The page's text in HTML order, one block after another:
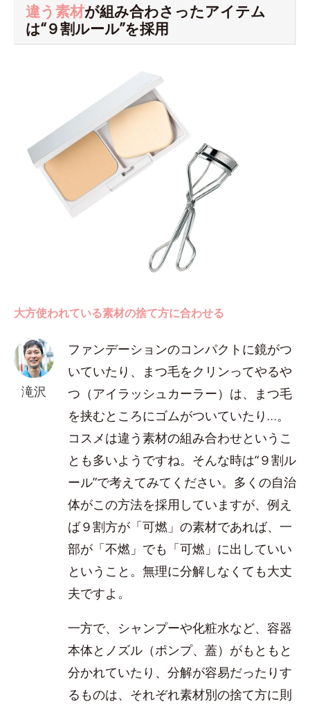
違う素材が組み合わさったアイテム
は“９割ルール”を採用
大方使われている素材の捨て方に合わせる
滝沢
ファンデーションのコンパクトに鏡がつ
いていたり、まつ毛をクリンってやるや
つ（アイラッシュカーラー）は、まつ毛
を挟むところにゴムがついていたり…。
コスメは違う素材の組み合わせというこ
とも多いようですね。そんな時は“９割ル
ール”で考えてみてください。多くの自治
体がこの方法を採用していますが、例え
ば９割方が「可燃」の素材であれば、一
部が「不燃」でも「可燃」に出していい
ということ。無理に分解しなくても大丈
夫ですよ。
一方で、シャンプーや化粧水など、容器
本体とノズル（ポンプ、蓋）がもともと
分かれていたり、分解が容易だったりす
るものは、それぞれ素材別の捨て方に則